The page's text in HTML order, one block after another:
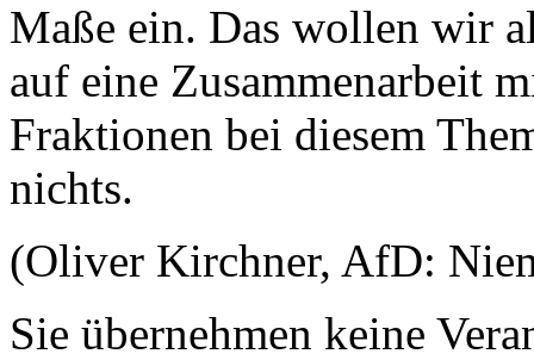
Maße ein. Das wollen wir
auf eine Zusammenarbeit
Fraktionen bei diesem
nichts.
(Oliver Kirchner, AfD:
Sie übernehmen keine